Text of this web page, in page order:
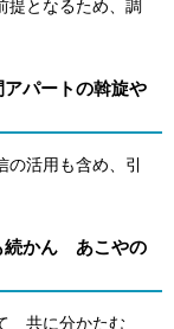
提となるため、調
パートの斡旋や
の活用も含め、引
かん あこやの
て 共に分かたむ